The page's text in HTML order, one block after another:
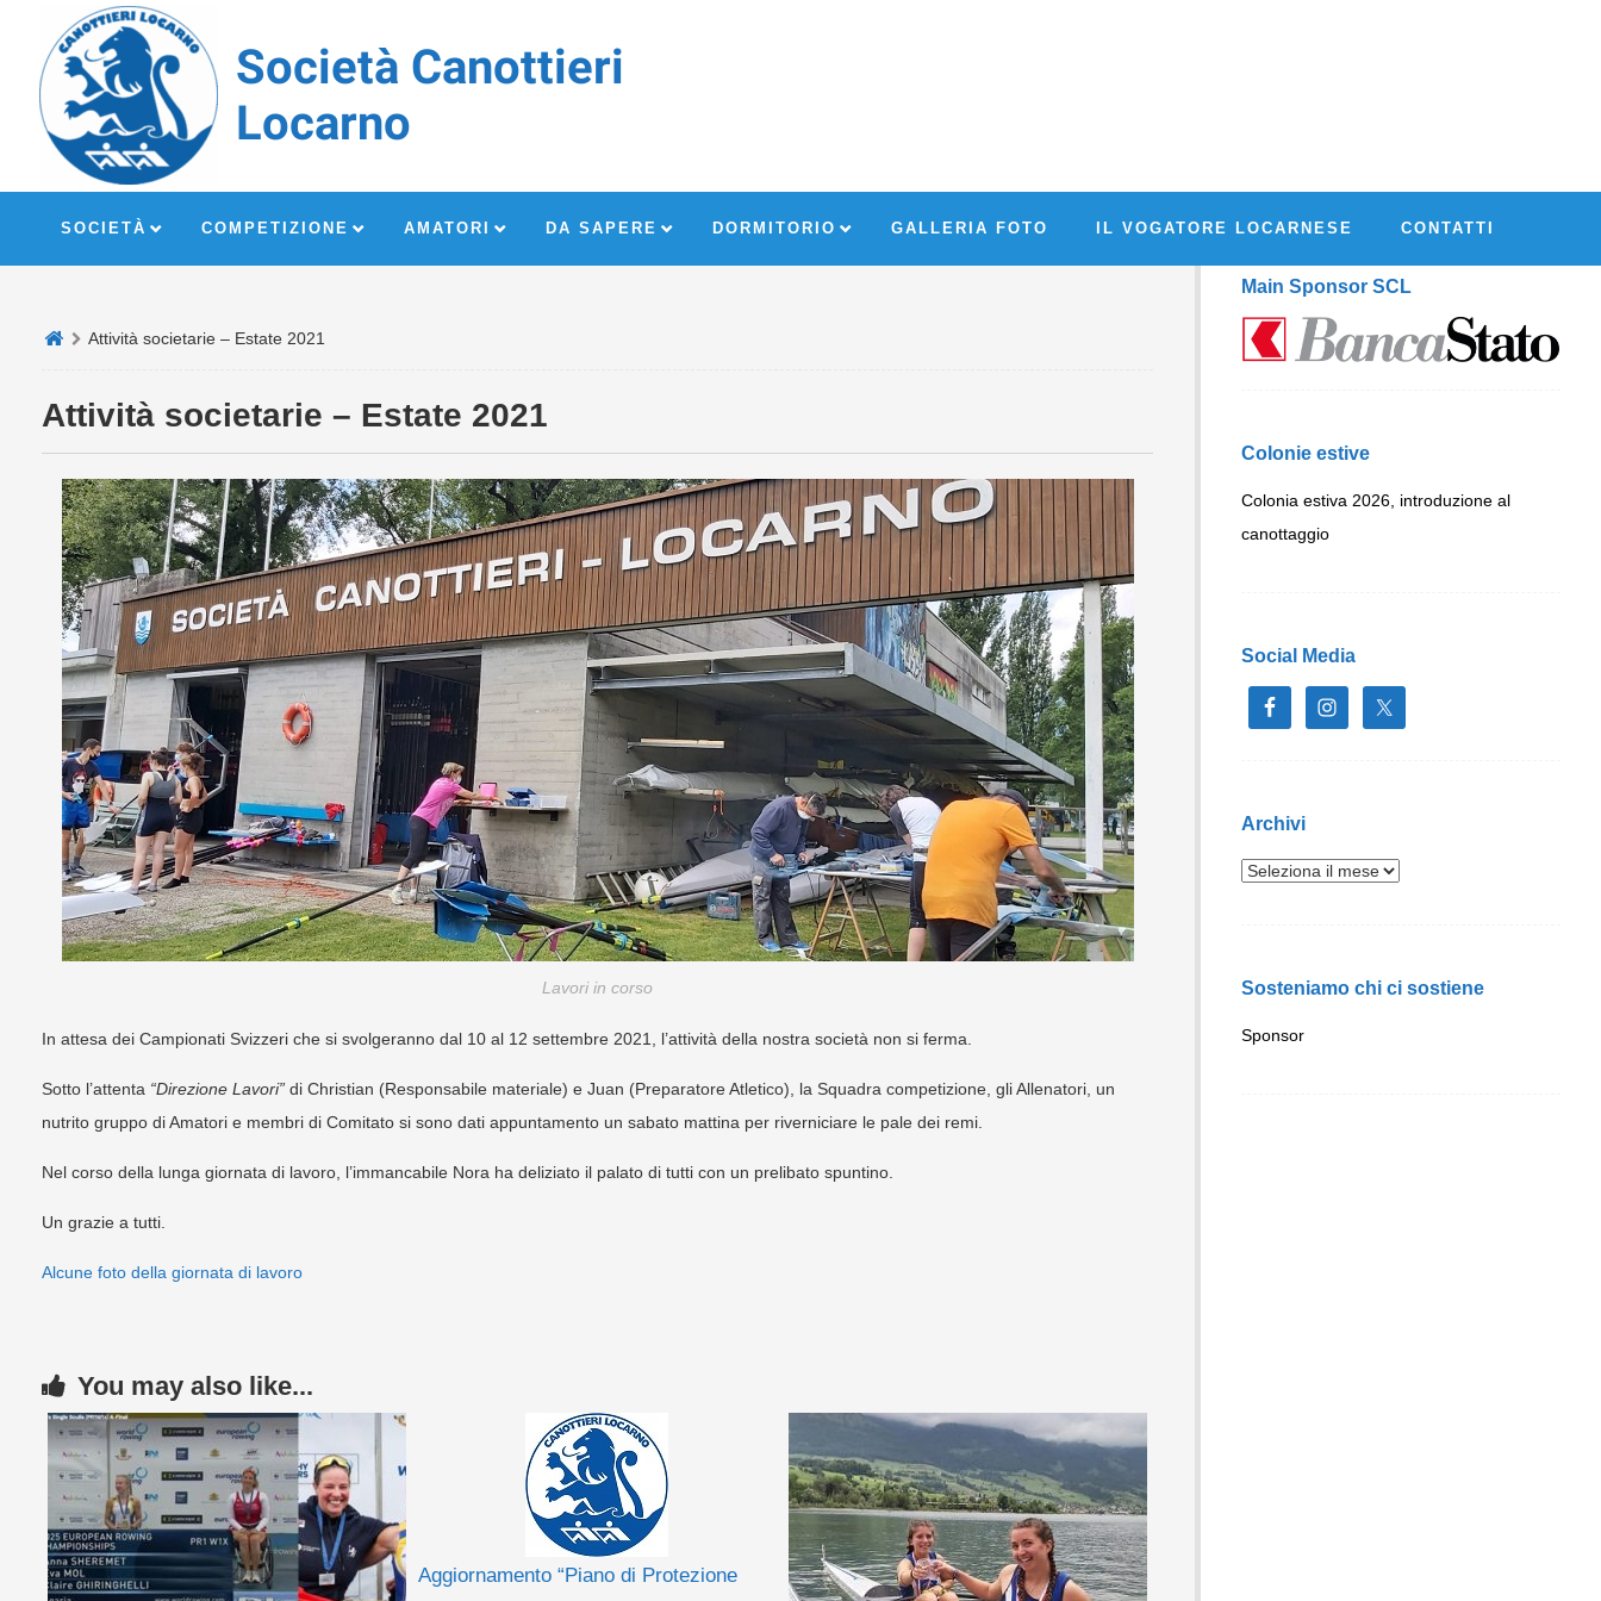
Società Canottieri
Locarno
SOCIETÀ COMPETIZIONE AMATORI DA SAPERE DORMITORIO GALLERIA FOTO IL VOGATORE LOCARNESE CONTATTI
Attività societarie – Estate 2021
Attività societarie – Estate 2021
Lavori in corso
In attesa dei Campionati Svizzeri che si svolgeranno dal 10 al 12 settembre 2021, l’attività della nostra società non si ferma.
Sotto l’attenta “Direzione Lavori” di Christian (Responsabile materiale) e Juan (Preparatore Atletico), la Squadra competizione, gli Allenatori, un
nutrito gruppo di Amatori e membri di Comitato si sono dati appuntamento un sabato mattina per riverniciare le pale dei remi.
Nel corso della lunga giornata di lavoro, l’immancabile Nora ha deliziato il palato di tutti con un prelibato spuntino.
Un grazie a tutti.
Alcune foto della giornata di lavoro
You may also like...
Aggiornamento “Piano di Protezione
Main Sponsor SCL
Colonie estive
Colonia estiva 2026, introduzione al
canottaggio
Social Media
Archivi
Sosteniamo chi ci sostiene
Sponsor